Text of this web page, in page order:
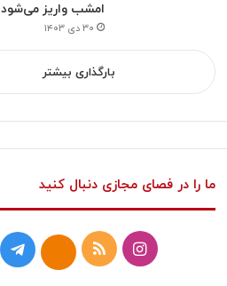
امشب واریز می‌شود
۳۰ دی ۱۴۰۳
بارگذاری بیشتر
ما را در فصای مجازی دنبال کنید
ا
خ